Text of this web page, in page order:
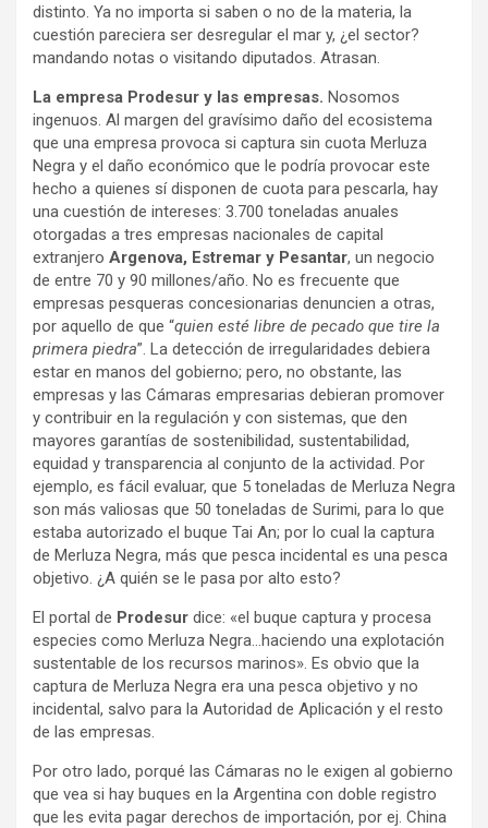
distinto. Ya no importa si saben o no de la materia, la
cuestión pareciera ser desregular el mar y, ¿el sector?
mandando notas o visitando diputados. Atrasan.
La empresa Prodesur y las empresas. Nosomos
ingenuos. Al margen del gravísimo daño del ecosistema
que una empresa provoca si captura sin cuota Merluza
Negra y el daño económico que le podría provocar este
hecho a quienes sí disponen de cuota para pescarla, hay
una cuestión de intereses: 3.700 toneladas anuales
otorgadas a tres empresas nacionales de capital
extranjero Argenova, Estremar y Pesantar, un negocio
de entre 70 y 90 millones/año. No es frecuente que
empresas pesqueras concesionarias denuncien a otras,
por aquello de que “quien esté libre de pecado que tire la
primera piedra”. La detección de irregularidades debiera
estar en manos del gobierno; pero, no obstante, las
empresas y las Cámaras empresarias debieran promover
y contribuir en la regulación y con sistemas, que den
mayores garantías de sostenibilidad, sustentabilidad,
equidad y transparencia al conjunto de la actividad. Por
ejemplo, es fácil evaluar, que 5 toneladas de Merluza Negra
son más valiosas que 50 toneladas de Surimi, para lo que
estaba autorizado el buque Tai An; por lo cual la captura
de Merluza Negra, más que pesca incidental es una pesca
objetivo. ¿A quién se le pasa por alto esto?
El portal de Prodesur dice: «el buque captura y procesa
especies como Merluza Negra…haciendo una explotación
sustentable de los recursos marinos». Es obvio que la
captura de Merluza Negra era una pesca objetivo y no
incidental, salvo para la Autoridad de Aplicación y el resto
de las empresas.
Por otro lado, porqué las Cámaras no le exigen al gobierno
que vea si hay buques en la Argentina con doble registro
que les evita pagar derechos de importación, por ej. China